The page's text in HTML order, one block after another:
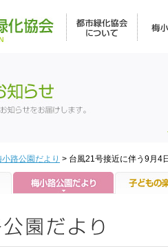
小路公園だより > 台風21号接近に伴う9月4